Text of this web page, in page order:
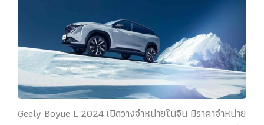
Geely Boyue L 2024 เปิดวางจำหน่ายในจีน มีราคาจำหน่าย